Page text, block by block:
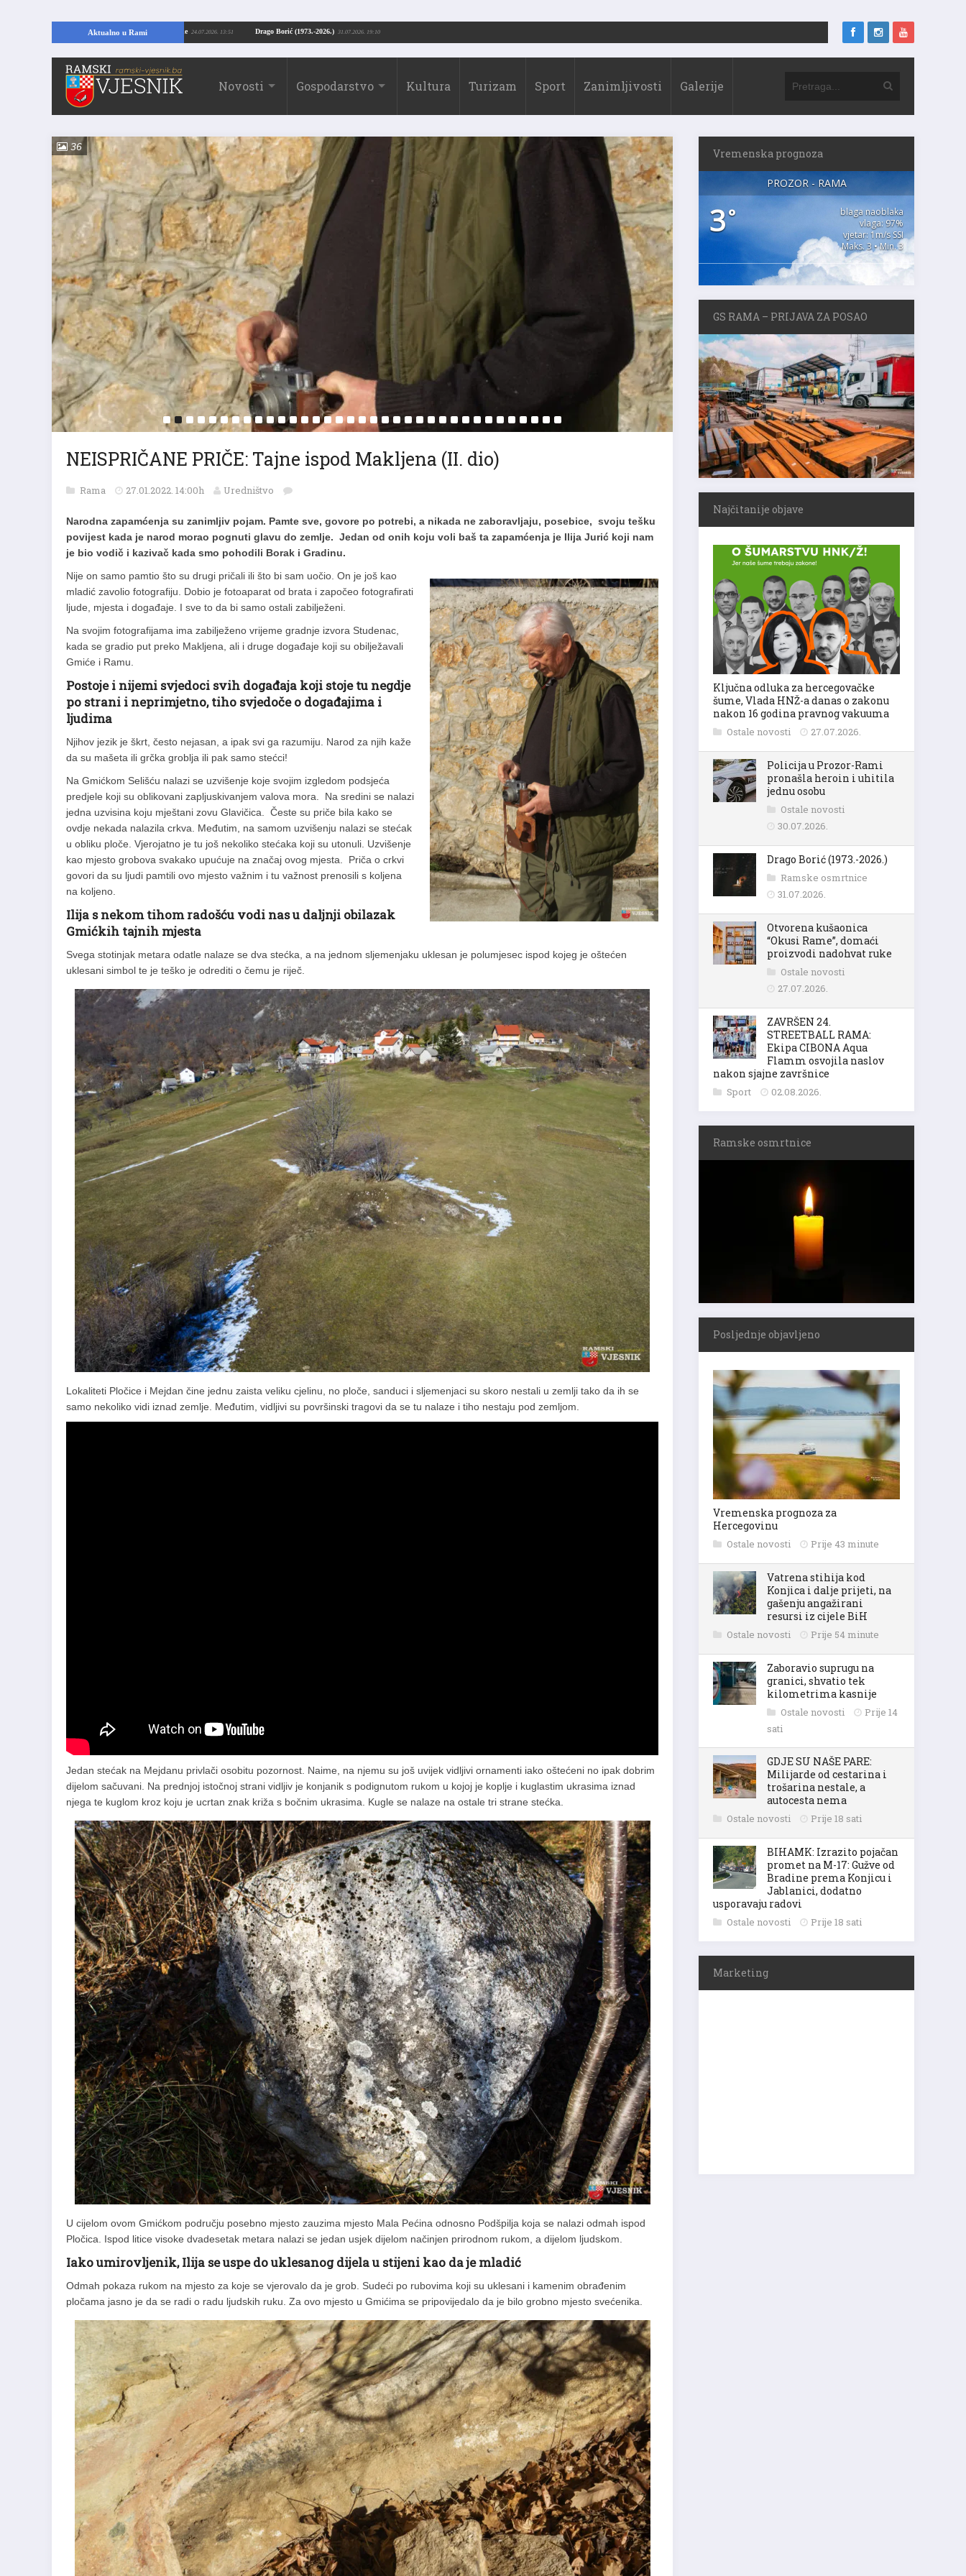
Aktualno u Rami Drago Borić (1973.-2026.)
U RAMI: Kopajući temelje kuće, pronašao vrijedne arheološke ostatke 24.07.2026. 13:51
Novosti Gospodarstvo Kultura Turizam Sport Zanimljivosti Galerije
36
NEISPRIČANE PRIČE: Tajne ispod Makljena (II. dio)
Rama 27.01.2022. 14:00h Uredništvo
Narodna zapamćenja su zanimljiv pojam. Pamte sve, govore po potrebi, a nikada ne zaboravljaju, posebice, svoju tešku
povijest kada je narod morao pognuti glavu do zemlje. Jedan od onih koju voli baš ta zapamćenja je Ilija Jurić koji nam
je bio vodič i kazivač kada smo pohodili Borak i Gradinu.
Nije on samo pamtio što su drugi pričali ili što bi sam uočio. On je još kao
mladić zavolio fotografiju. Dobio je fotoaparat od brata i započeo fotografirati
ljude, mjesta i događaje. I sve to da bi samo ostali zabilježeni.
Na svojim fotografijama ima zabilježeno vrijeme gradnje izvora Studenac,
kada se gradio put preko Makljena, ali i druge događaje koji su obilježavali
Gmiće i Ramu.
Postoje i nijemi svjedoci svih događaja koji stoje tu negdje
po strani i neprimjetno, tiho svjedoče o događajima i
ljudima
Njihov jezik je škrt, često nejasan, a ipak svi ga razumiju. Narod za njih kaže
da su mašeta ili grčka groblja ili pak samo stećci!
Na Gmićkom Selišću nalazi se uzvišenje koje svojim izgledom podsjeća
predjele koji su oblikovani zapljuskivanjem valova mora. Na sredini se nalazi
jedna uzvisina koju mještani zovu Glavičica. Česte su priče bila kako se
ovdje nekada nalazila crkva. Međutim, na samom uzvišenju nalazi se stećak
u obliku ploče. Vjerojatno je tu još nekoliko stećaka koji su utonuli. Uzvišenje
kao mjesto grobova svakako upućuje na značaj ovog mjesta. Priča o crkvi
govori da su ljudi pamtili ovo mjesto važnim i tu važnost prenosili s koljena
na koljeno.
Ilija s nekom tihom radošću vodi nas u daljnji obilazak
Gmićkih tajnih mjesta
Svega stotinjak metara odatle nalaze se dva stećka, a na jednom sljemenjaku uklesan je polumjesec ispod kojeg je oštećen
uklesani simbol te je teško je odrediti o čemu je riječ.
Lokaliteti Pločice i Mejdan čine jednu zaista veliku cjelinu, no ploče, sanduci i sljemenjaci su skoro nestali u zemlji tako da ih se
samo nekoliko vidi iznad zemlje. Međutim, vidljivi su površinski tragovi da se tu nalaze i tiho nestaju pod zemljom.
Jedan stećak na Mejdanu privlači osobitu pozornost. Naime, na njemu su još uvijek vidljivi ornamenti iako oštećeni no ipak dobrim
dijelom sačuvani. Na prednjoj istočnoj strani vidljiv je konjanik s podignutom rukom u kojoj je koplje i kuglastim ukrasima iznad
njega te kuglom kroz koju je ucrtan znak križa s bočnim ukrasima. Kugle se nalaze na ostale tri strane stećka.
U cijelom ovom Gmićkom području posebno mjesto zauzima mjesto Mala Pećina odnosno Podšpilja koja se nalazi odmah ispod
Pločica. Ispod litice visoke dvadesetak metara nalazi se jedan usjek dijelom načinjen prirodnom rukom, a dijelom ljudskom.
Iako umirovljenik, Ilija se uspe do uklesanog dijela u stijeni kao da je mladić
Odmah pokaza rukom na mjesto za koje se vjerovalo da je grob. Sudeći po rubovima koji su uklesani i kamenim obrađenim
pločama jasno je da se radi o radu ljudskih ruku. Za ovo mjesto u Gmićima se pripovijedalo da je bilo grobno mjesto svećenika.
Vremenska prognoza
PROZOR - RAMA
3°
blaga naoblaka
vlaga: 97%
vjetar: 1m/s SSI
Maks. 3 • Min. 3
GS RAMA – PRIJAVA ZA POSAO
Najčitanije objave
Ključna odluka za hercegovačke
šume, Vlada HNŽ-a danas o zakonu
nakon 16 godina pravnog vakuuma
Ostale novosti 27.07.2026.
Policija u Prozor-Rami
pronašla heroin i uhitila
jednu osobu
Ostale novosti
30.07.2026.
Drago Borić (1973.-2026.)
Ramske osmrtnice
31.07.2026.
Otvorena kušaonica
“Okusi Rame”, domaći
proizvodi nadohvat ruke
Ostale novosti
27.07.2026.
ZAVRŠEN 24.
STREETBALL RAMA:
Ekipa CIBONA Aqua
Flamm osvojila naslov
nakon sjajne završnice
Sport 02.08.2026.
Ramske osmrtnice
Posljednje objavljeno
Vremenska prognoza za
Hercegovinu
Ostale novosti Prije 43 minute
Vatrena stihija kod
Konjica i dalje prijeti, na
gašenju angažirani
resursi iz cijele BiH
Ostale novosti Prije 54 minute
Zaboravio suprugu na
granici, shvatio tek
kilometrima kasnije
Ostale novosti
Prije 14
sati
GDJE SU NAŠE PARE:
Milijarde od cestarina i
trošarina nestale, a
autocesta nema
Ostale novosti Prije 18 sati
BIHAMK: Izrazito pojačan
promet na M-17: Gužve od
Bradine prema Konjicu i
Jablanici, dodatno
usporavaju radovi
Ostale novosti Prije 18 sati
Marketing